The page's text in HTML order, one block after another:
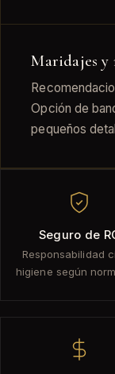
Maridajes y
Opción de
pequeños
Seguro de
Responsabilidad
higiene según